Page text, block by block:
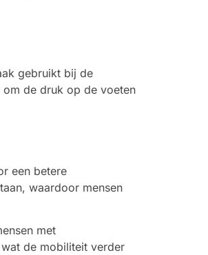
gebruikt bij de
om de druk op de voeten
een betere
waardoor mensen
met
de mobiliteit verder